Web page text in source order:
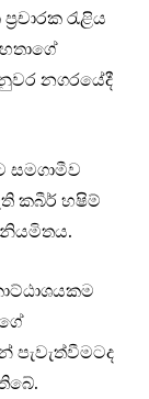
රැළිය
නගරයේදී
සමගාමීව
කබීර් හෂිම්
නියමිතය.
පැවැත්වීමටද